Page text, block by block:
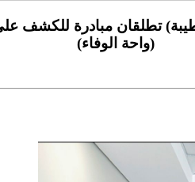
تطلقان مبادرة للكشف
(واحة الوفاء)